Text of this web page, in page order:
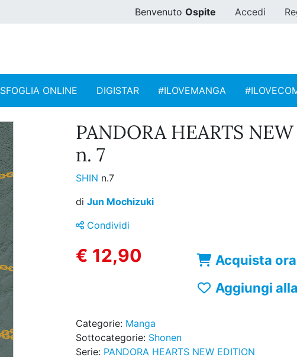
Benvenuto Ospite Accedi
SFOGLIA ONLINE DIGISTAR #ILOVEMANGA
PANDORA HEARTS
n. 7
SHIN n.7
di Jun Mochizuki
Condividi
€ 12,90
Acquista ora
Aggiungi
Categorie: Manga
Sottocategorie: Shonen
Serie: PANDORA HEARTS NEW EDITION